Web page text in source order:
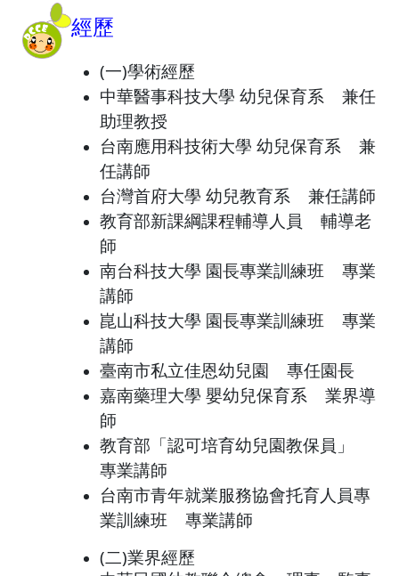
經歷
(一)學術經歷
中華醫事科技大學 幼兒保育系 兼任
助理教授
台南應用科技術大學 幼兒保育系 兼
任講師
台灣首府大學 幼兒教育系 兼任講師
教育部新課綱課程輔導人員 輔導老
師
南台科技大學 園長專業訓練班 專業
講師
崑山科技大學 園長專業訓練班 專業
講師
臺南市私立佳恩幼兒園 專任園長
嘉南藥理大學 嬰幼兒保育系 業界導
師
教育部「認可培育幼兒園教保員」
專業講師
台南市青年就業服務協會托育人員專
業訓練班 專業講師
(二)業界經歷